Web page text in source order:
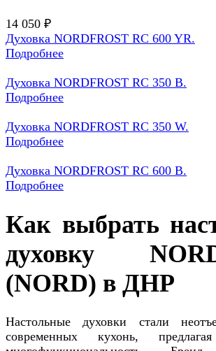
14 050 ₽
Духовка NORDFROST RC 600 YR.
Подробнее
Духовка NORDFROST RC 350 B.
Подробнее
Духовка NORDFROST RC 350 W.
Подробнее
Духовка NORDFROST RC 600 B.
Подробнее
Как выбрать
духовку
(NORD) в ДНР
Настольные духовки стали
современных кухонь,